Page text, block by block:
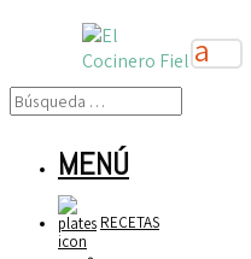
MENÚ
RECETAS